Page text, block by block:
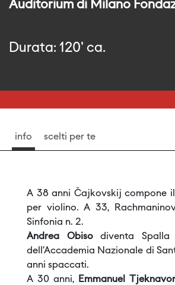
Auditorium di Milano
Durata: 120' ca.
info scelti per te
A 38 anni Čajkovskij compone
per violino. A 33,
Sinfonia n. 2.
Andrea Obisodiventa Spalla
dell’Accademia Nazionale di
anni spaccati.
A 30 anni,
Emmanuel